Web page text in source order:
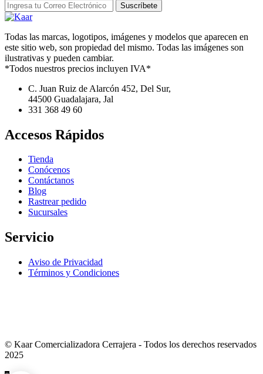
Suscríbete
Todas las marcas, logotipos, imágenes y modelos que aparecen en
este sitio web, son propiedad del mismo. Todas las imágenes son
ilustrativas y pueden cambiar.
*Todos nuestros precios incluyen IVA*
C. Juan Ruiz de Alarcón 452, Del Sur,
44500 Guadalajara, Jal
331 368 49 60
Accesos Rápidos
Tienda
Conócenos
Contáctanos
Blog
Rastrear pedido
Sucursales
Servicio
Aviso de Privacidad
Términos y Condiciones
© Kaar Comercializadora Cerrajera - Todos los derechos reservados
2025